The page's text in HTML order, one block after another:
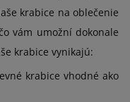
krabice na oblečenie
vám umožní dokonale
krabice vynikajú:
krabice vhodné ako